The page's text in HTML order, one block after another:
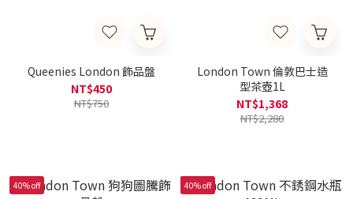
Queenies London 飾品盤
NT$450
NT$750
London Town 倫敦巴士造
型茶壺1L
NT$1,368
NT$2,280
40% off 40% off